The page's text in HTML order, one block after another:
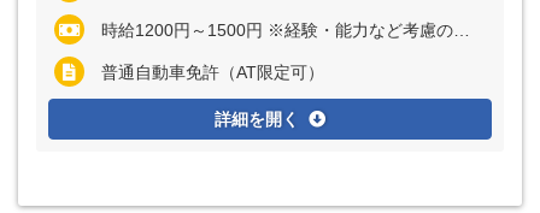
時給1200円～1500円 ※経験・能力など考慮の上、決定いたします
普通自動車免許（AT限定可）
詳細を開く